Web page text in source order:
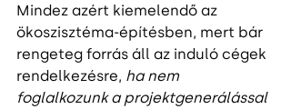
Mindez azért kiemelendő az
ökoszisztéma-építésben, mert bár
rengeteg forrás áll az induló cégek
rendelkezésre, ha nem
foglalkozunk a projektgenerálással